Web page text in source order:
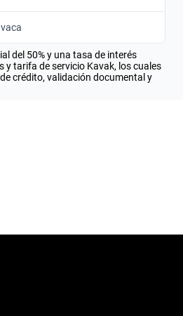
del 50% y una tasa de interés
tarifa de servicio Kavak, los cuales
crédito, validación documental y